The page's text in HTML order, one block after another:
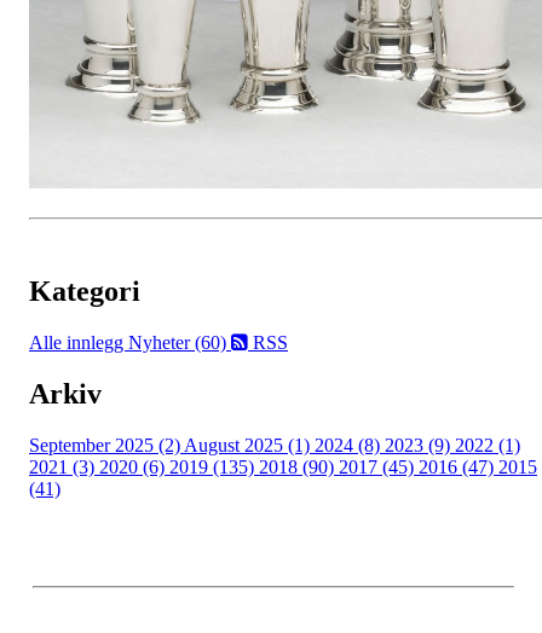
Kategori
Alle innlegg Nyheter (60) RSS
Arkiv
September 2025 (2) August 2025 (1) 2024 (8) 2023 (9) 2022 (1)
2021 (3) 2020 (6) 2019 (135) 2018 (90) 2017 (45) 2016 (47) 2015
(41)